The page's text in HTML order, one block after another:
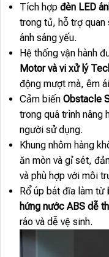
Tích hợp đèn LED
trong tủ, hỗ trợ quan
ánh sáng yếu.
Hệ thống vận hành
Motor và vi xử lý
động mượt mà, êm
Cảm biến Obstacle
trong quá trình nâng
người sử dụng.
Khung nhôm hàng
ăn mòn và gỉ sét,
và phù hợp với môi
Rổ úp bát đĩa làm từ
hứng nước ABS dễ
ráo và dễ vệ sinh.